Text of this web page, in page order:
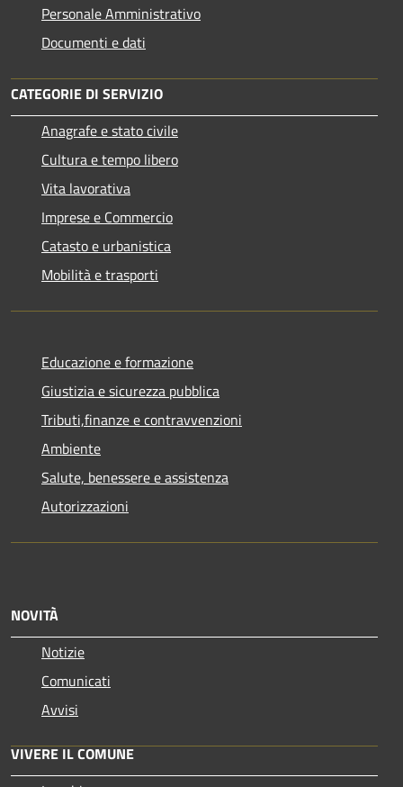
Personale Amministrativo
Documenti e dati
CATEGORIE DI SERVIZIO
Anagrafe e stato civile
Cultura e tempo libero
Vita lavorativa
Imprese e Commercio
Catasto e urbanistica
Mobilità e trasporti
Educazione e formazione
Giustizia e sicurezza pubblica
Tributi,finanze e contravvenzioni
Ambiente
Salute, benessere e assistenza
Autorizzazioni
NOVITÀ
Notizie
Comunicati
Avvisi
VIVERE IL COMUNE